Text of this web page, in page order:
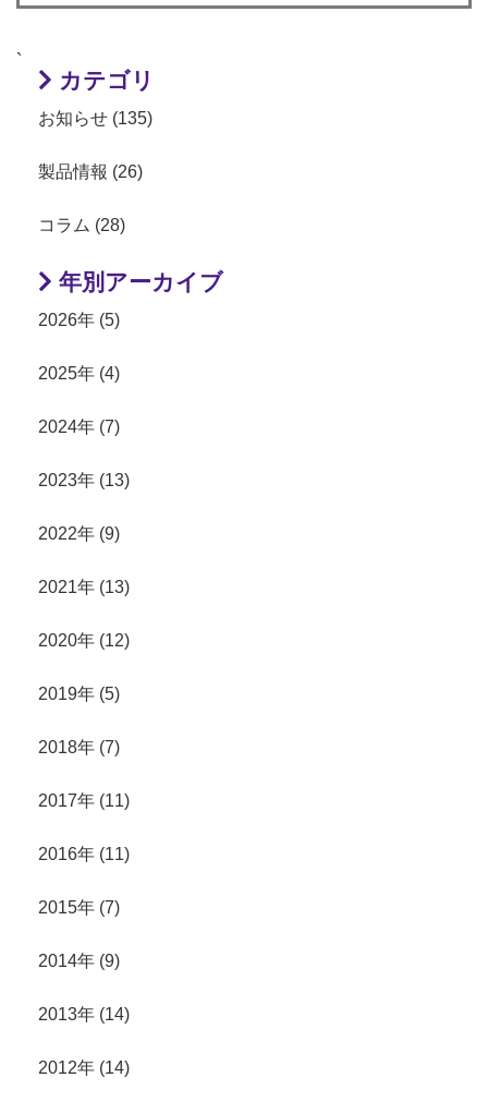
`
カテゴリ
お知らせ (135)
製品情報 (26)
コラム (28)
年別アーカイブ
2026年 (5)
2025年 (4)
2024年 (7)
2023年 (13)
2022年 (9)
2021年 (13)
2020年 (12)
2019年 (5)
2018年 (7)
2017年 (11)
2016年 (11)
2015年 (7)
2014年 (9)
2013年 (14)
2012年 (14)